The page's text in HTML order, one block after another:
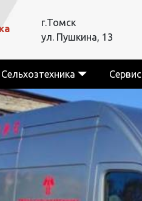
г.Томск
ул. Пушкина, 13
Сельхозтехника Сервис